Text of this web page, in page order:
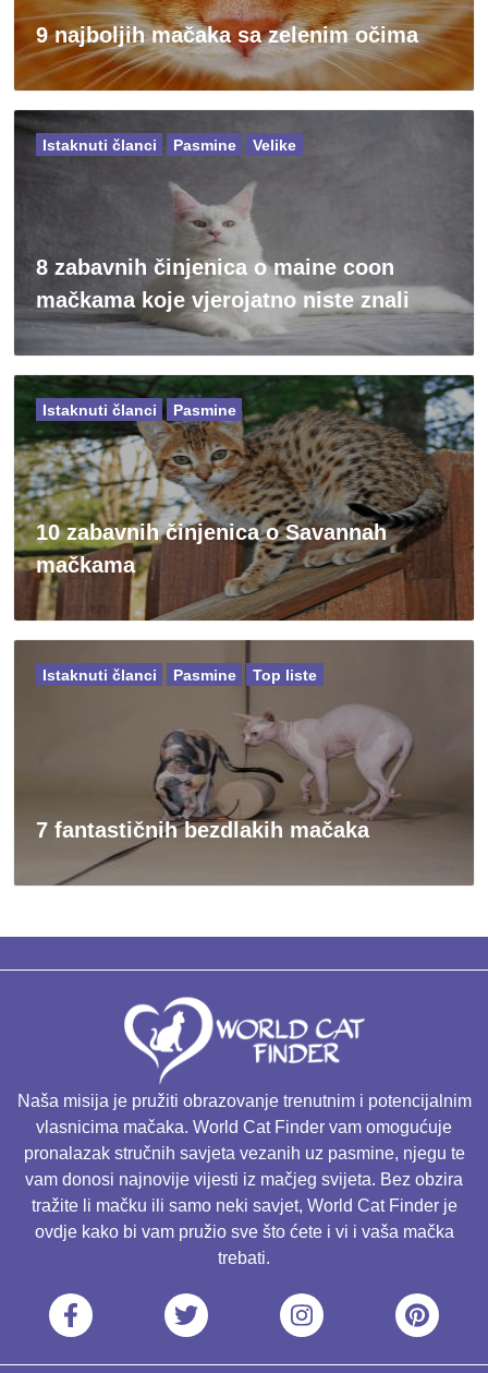
9 najboljih mačaka sa zelenim očima
8 zabavnih činjenica o maine coon
mačkama koje vjerojatno niste znali
Istaknuti članci Pasmine Velike
10 zabavnih činjenica o Savannah
mačkama
Istaknuti članci Pasmine
7 fantastičnih bezdlakih mačaka
Istaknuti članci Pasmine Top liste
Naša misija je pružiti obrazovanje trenutnim i potencijalnim
vlasnicima mačaka. World Cat Finder vam omogućuje
pronalazak stručnih savjeta vezanih uz pasmine, njegu te
vam donosi najnovije vijesti iz mačjeg svijeta. Bez obzira
tražite li mačku ili samo neki savjet, World Cat Finder je
ovdje kako bi vam pružio sve što ćete i vi i vaša mačka
trebati.